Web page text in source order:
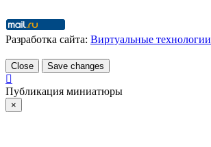
Разработка сайта: Виртуальные технологии
Close Save changes
Публикация миниатюры
×